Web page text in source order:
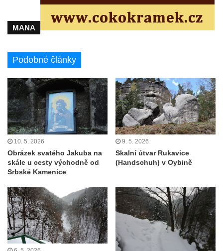
Vyhlídka Ptačí kámen u Vysoké Lípy
Slunečná brána
Kaňkov
Milešovka
Radobýl
Švarcvaldská skalní brána ve Skalním
divadle u Hamru na Jezeře
Bořeňská vyhlídka na Radovesické výsypce
Geopark VlnoKam u Brozan nad Ohří
Jeskyně Pusté kostely u Svitavy
Skalní brána u Svojkova
Vyhlídka ve Svojkovských skalách
Vyhlídka pod Tisovým vrchem u Svojkova
Jeskyně Poustevna u Svojkova
Skalní okna Kolonáda u Svojkova
MANA
Podobné články
10. 5. 2026
Obrázek svatého Jakuba na
skále u cesty východně od
Srbské Kamenice
9. 5. 2026
Skalní útvar Rukavice
(Handschuh) v Oybině